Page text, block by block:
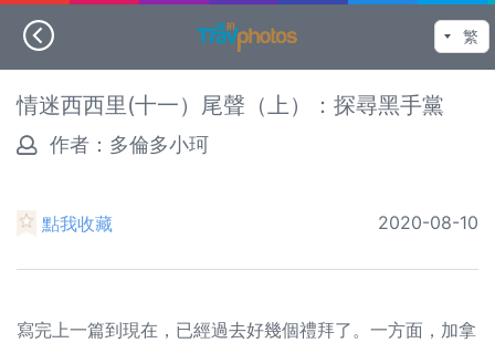
情迷西西里(十一）尾聲（上）：探尋黑手黨
作者： 多倫多小珂
點我收藏 2020-08-10
寫完上一篇到現在，已經過去好幾個禮拜了。一方面，加拿